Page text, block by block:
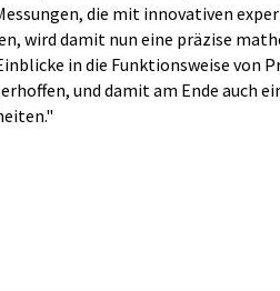
die mit innovativen
wird damit nun eine präzise
in die Funktionsweise von
und damit am Ende auch